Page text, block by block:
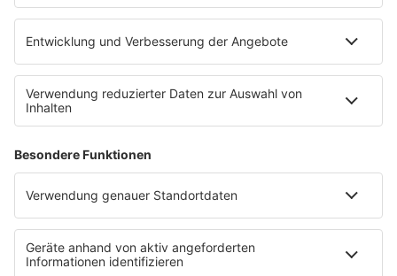
werben bei SUNSHINE LIVE
SERVICE
Datenschutz
Datenschutzerklärung zur sunshine live App
Impressum
Teilnahmebedingungen
AGB